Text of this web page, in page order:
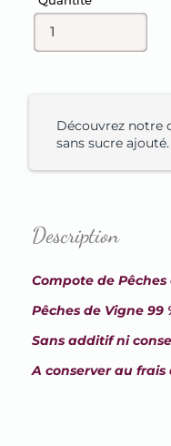
Découvrez notre
sans sucre ajouté.
Description
Compote de
Pêches de Vigne 99
Sans additif ni
A conserver au